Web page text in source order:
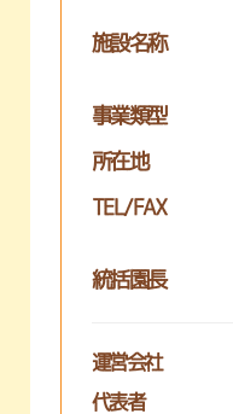
施設名称
事業類型
所在地
TEL/FAX
統括園長
運営会社
代表者